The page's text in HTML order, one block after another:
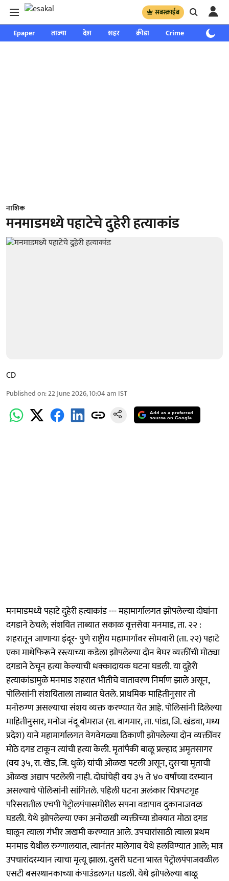
सबस्क्राईब
Epaper ताज्या देश शहर क्रीडा Crime साप्ताहिक
नाशिक
मनमाडमध्ये पहाटेचे दुहेरी हत्याकांड
CD
Published on:22 June 2026, 10:04 am IST
Add as a preferred
source on Google
मनमाडमध्ये पहाटे दुहेरी हत्याकांड --- महामार्गालगत झोपलेल्या दोघांना
दगडाने ठेचले; संशयित ताब्यात सकाळ वृत्तसेवा मनमाड, ता. २२ :
शहरातून जाणाऱ्या इंदूर- पुणे राष्ट्रीय महामार्गावर सोमवारी (ता. २२) पहाटे
एका माथेफिरूने रस्त्याच्या कडेला झोपलेल्या दोन बेघर व्यक्तींची मोठ्या
दगडाने ठेचून हत्या केल्याची धक्कादायक घटना घडली. या दुहेरी
हत्याकांडामुळे मनमाड शहरात भीतीचे वातावरण निर्माण झाले असून,
पोलिसांनी संशयिताला ताब्यात घेतले. प्राथमिक माहितीनुसार तो
मनोरुग्ण असल्याचा संशय व्यक्त करण्यात येत आहे. पोलिसांनी दिलेल्या
माहितीनुसार, मनोज नंदू बोमराज (रा. बागमार, ता. पांडा, जि. खंडवा, मध्य
प्रदेश) याने महामार्गालगत वेगवेगळ्या ठिकाणी झोपलेल्या दोन व्यक्तींवर
मोठे दगड टाकून त्यांची हत्या केली. मृतांपैकी बाळू प्रल्हाद अमृतसागर
(वय ३५, रा. खेड, जि. धुळे) यांची ओळख पटली असून, दुसऱ्या मृताची
ओळख अद्याप पटलेली नाही. दोघांचेही वय ३५ ते ४० वर्षांच्या दरम्यान
असल्याचे पोलिसांनी सांगितले. पहिली घटना अलंकार चित्रपटगृह
परिसरातील एचपी पेट्रोलपंपासमोरील सपना वडापाव दुकानाजवळ
घडली. येथे झोपलेल्या एका अनोळखी व्यक्तीच्या डोक्यात मोठा दगड
घालून त्याला गंभीर जखमी करण्यात आले. उपचारांसाठी त्याला प्रथम
मनमाड येथील रुग्णालयात, त्यानंतर मालेगाव येथे हलविण्यात आले; मात्र
उपचारांदरम्यान त्याचा मृत्यू झाला. दुसरी घटना भारत पेट्रोलपंपाजवळील
एसटी बसस्थानकाच्या कंपाउंडलगत घडली. येथे झोपलेल्या बाळू